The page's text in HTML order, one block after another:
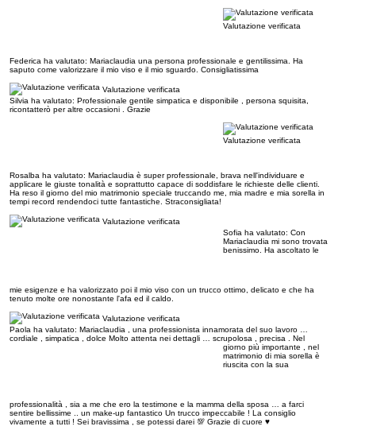
Valutazione verificata
Federica ha valutato: Mariaclaudia una persona professionale e gentilissima. Ha
saputo come valorizzare il mio viso e il mio sguardo. Consigliatissima
Valutazione verificata
Silvia ha valutato: Professionale gentile simpatica e disponibile , persona squisita,
ricontatterò per altre occasioni . Grazie
Valutazione verificata
Rosalba ha valutato: Mariaclaudia è super professionale, brava nell'individuare e
applicare le giuste tonalità e soprattutto capace di soddisfare le richieste delle clienti.
Ha reso il giorno del mio matrimonio speciale truccando me, mia madre e mia sorella in
tempi record rendendoci tutte fantastiche. Straconsigliata!
Valutazione verificata
Sofia ha valutato: Con
Mariaclaudia mi sono trovata
benissimo. Ha ascoltato le
mie esigenze e ha valorizzato poi il mio viso con un trucco ottimo, delicato e che ha
tenuto molte ore nonostante l'afa ed il caldo.
Valutazione verificata
Paola ha valutato: Mariaclaudia , una professionista innamorata del suo lavoro …
cordiale , simpatica , dolce Molto attenta nei dettagli … scrupolosa , precisa . Nel
giorno più importante , nel
matrimonio di mia sorella è
riuscita con la sua
professionalità , sia a me che ero la testimone e la mamma della sposa … a farci
sentire bellissime .. un make-up fantastico Un trucco impeccabile ! La consiglio
vivamente a tutti ! Sei bravissima , se potessi darei 💯 Grazie di cuore ♥️